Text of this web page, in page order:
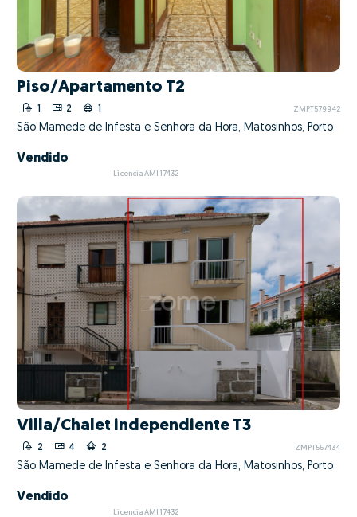
Piso/Apartamento T2
1 2 1 ZMPT579942
São Mamede de Infesta e Senhora da Hora, Matosinhos, Porto
Vendido
Licencia AMI 17432
Villa/Chalet independiente T3
2 4 2 ZMPT567434
São Mamede de Infesta e Senhora da Hora, Matosinhos, Porto
Vendido
Licencia AMI 17432